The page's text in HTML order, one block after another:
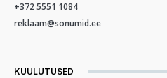
+372 5551 1084
reklaam@sonumid.ee
KUULUTUSED